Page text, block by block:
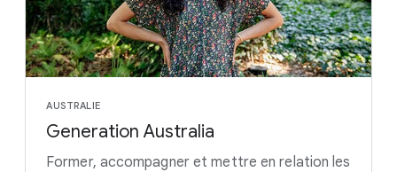
AUSTRALIE
Generation Australia
Former, accompagner et mettre en relation les